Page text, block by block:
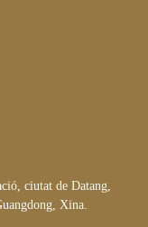
ciutat de Datang,
Xina.